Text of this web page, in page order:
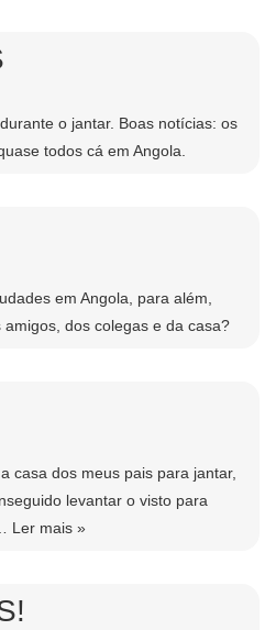
o jantar. Boas notí­cias: os
todos cá em Angola.
em Angola, para além,
dos colegas e da casa?
casa dos meus pais para jantar,
levantar o visto para
Ler mais »